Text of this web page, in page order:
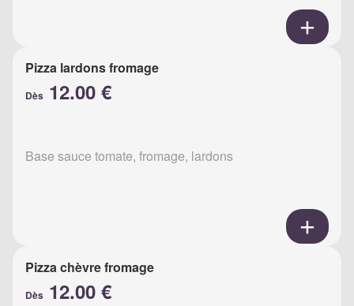
Pizza lardons fromage
Dès 12.00 €
Base sauce tomate, fromage, lardons
Pizza chèvre fromage
Dès 12.00 €